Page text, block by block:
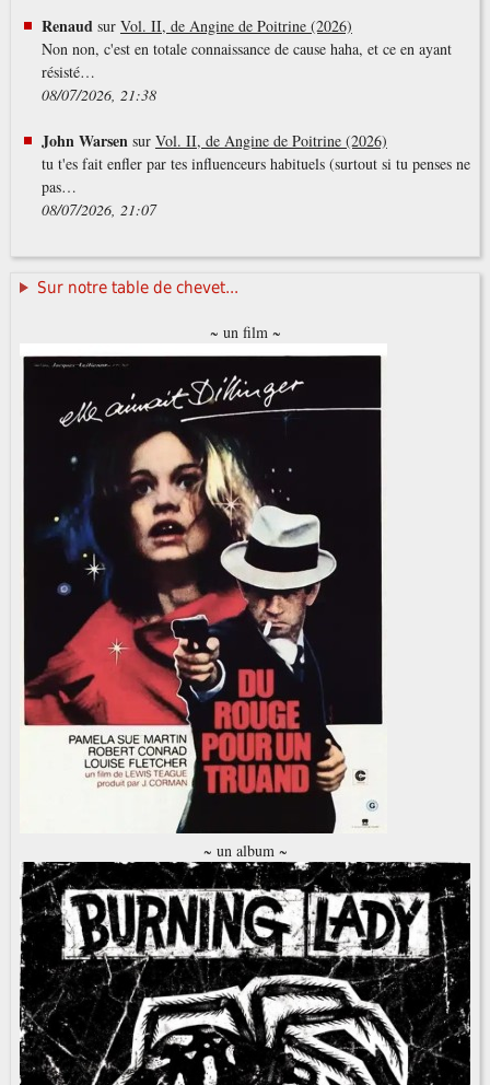
Renaudsur Vol. II, de Angine de Poitrine (2026)
Non non, c'est en totale connaissance de cause haha, et ce en ayant
résisté…
08/07/2026, 21:38
John Warsensur Vol. II, de Angine de Poitrine (2026)
tu t'es fait enfler par tes influenceurs habituels (surtout si tu penses ne
pas…
08/07/2026, 21:07
Sur notre table de chevet...
~ un film ~
~ un album ~